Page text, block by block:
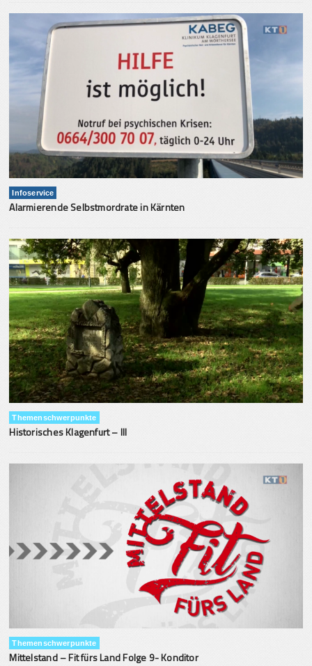
Infoservice
Alarmierende Selbstmordrate in Kärnten
Themenschwerpunkte
Historisches Klagenfurt – III
Themenschwerpunkte
Mittelstand – Fit fürs Land Folge 9- Konditor